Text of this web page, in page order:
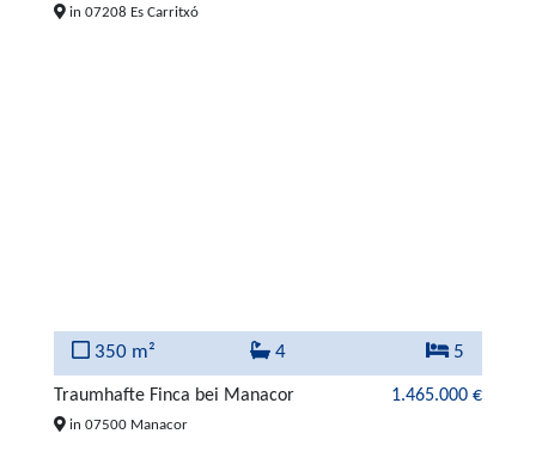
in 07208 Es Carritxó
350 m² 4 5
Traumhafte Finca bei Manacor 1.465.000 €
in 07500 Manacor